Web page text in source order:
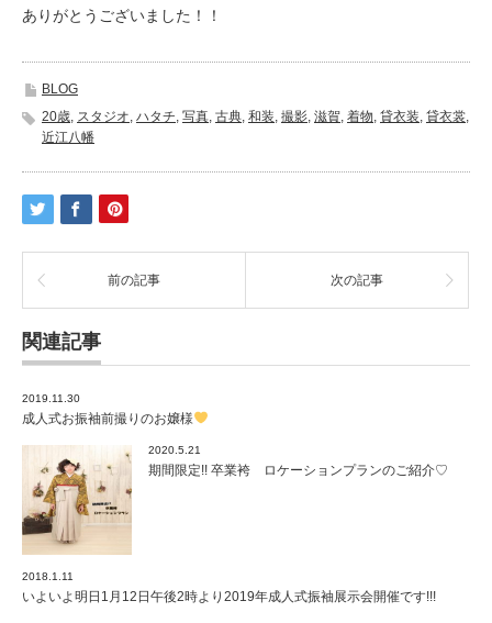
ありがとうございました！！
BLOG
20歳, スタジオ, ハタチ, 写真, 古典, 和装, 撮影, 滋賀, 着物, 貸衣装, 貸衣裳,
近江八幡
前の記事 次の記事
関連記事
2019.11.30
成人式お振袖前撮りのお嬢様
2020.5.21
期間限定!! 卒業袴 ロケーションプランのご紹介♡
2018.1.11
いよいよ明日1月12日午後2時より2019年成人式振袖展示会開催です!!!